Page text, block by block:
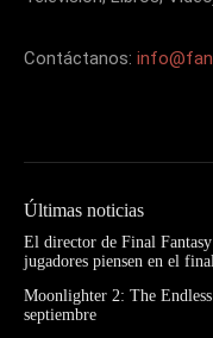
Contáctanos:
Últimas noticias
El director de Final
jugadores piensen en el final
Moonlighter 2: The
septiembre